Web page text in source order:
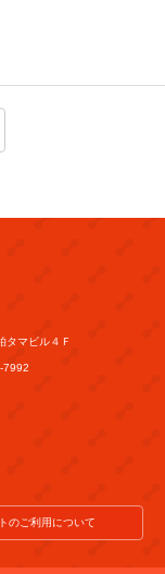
タマビル４Ｆ
7992
のご利用について